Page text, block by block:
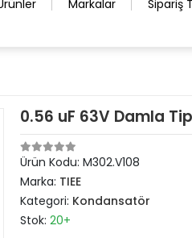
Markalar Sipariş
0.56 uF 63V Damla
Ürün Kodu: M302.V108
Marka: TIEE
Kategori: Kondansatör
Stok: 20+